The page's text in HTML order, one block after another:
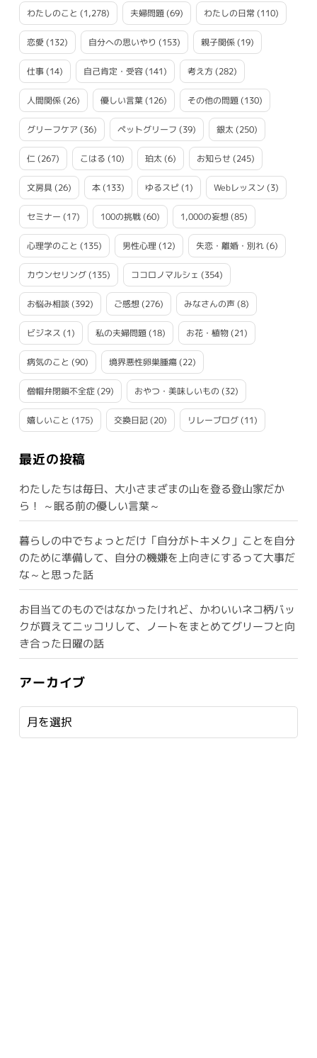
わたしのこと (1,278) 夫婦問題(69) わたしの日常(110)
恋愛 (132) 自分への思いやり (153) 親子関係(19)
仕事(14) 自己肯定・受容(141) 考え方(282)
人間関係(26) 優しい言葉(126) その他の問題(130)
グリーフケア (36) ペットグリーフ (39) 銀太 (250)
仁(267) こはる (10) 珀太 (6) お知らせ (245)
文房具(26) 本(133) ゆるスピ(1) Webレッスン (3)
セミナー (17) 100の挑戦(60) 1,000の妄想(85)
心理学のこと (135) 男性心理(12) 失恋・離婚・別れ(6)
カウンセリング(135) ココロノマルシェ (354)
お悩み相談(392) ご感想(276) みなさんの声(8)
ビジネス (1) 私の夫婦問題(18) お花・植物(21)
病気のこと (90) 境界悪性卵巣腫瘍(22)
僧帽弁閉鎖不全症(29) おやつ・美味しいもの (32)
嬉しいこと (175) 交換日記(20) リレーブログ(11)
最近の投稿
わたしたちは毎日、大小さまざまの山を登る登山家だか
ら！ ～眠る前の優しい言葉～
暮らしの中でちょっとだけ「自分がトキメク」ことを自分
のために準備して、自分の機嫌を上向きにするって大事だ
な～と思った話
お目当てのものではなかったけれど、かわいいネコ柄バッ
クが買えてニッコリして、ノートをまとめてグリーフと向
き合った日曜の話
アーカイブ